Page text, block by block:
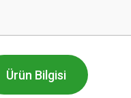
Ürün Bilgisi